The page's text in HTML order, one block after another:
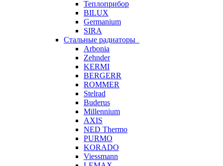
Теплоприбор
BILUX
Germanium
SIRA
Стальные радиаторы
Arbonia
Zehnder
KERMI
BERGERR
ROMMER
Stelrad
Buderus
Millennium
AXIS
NED Thermo
PURMO
KORADO
Viessmann